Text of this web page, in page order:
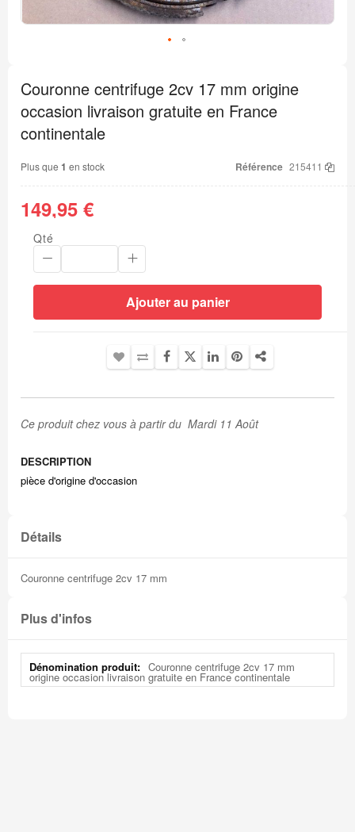
début
de
la
Galerie
d’images
Couronne centrifuge 2cv 17 mm origine
occasion livraison gratuite en France
continentale
Plus que 1 en stock Référence 215411
149,95 €
Qté
Ajouter au panier
Ce produit chez vous à partir du Mardi 11 Août
DESCRIPTION
pièce d'origine d'occasion
Détails
Couronne centrifuge 2cv 17 mm
Plus d'infos
Plus
d'infos
Couronne centrifuge 2cv 17 mm
origine occasion livraison gratuite en France continentale